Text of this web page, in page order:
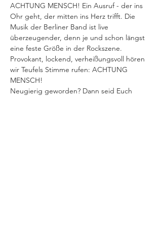
ACHTUNG MENSCH! Ein Ausruf - der ins
Ohr geht, der mitten ins Herz trifft. Die
Musik der Berliner Band ist live
überzeugender, denn je und schon längst
eine feste Größe in der Rockszene.
Provokant, lockend, verheißungsvoll hören
wir Teufels Stimme rufen: ACHTUNG
MENSCH!
Neugierig geworden? Dann seid Euch